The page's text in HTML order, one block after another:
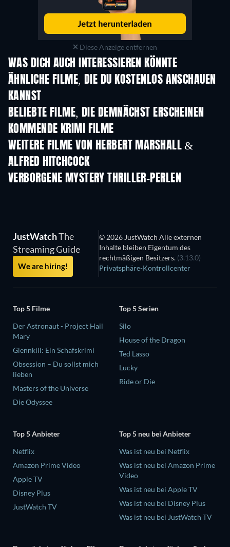
Diese Anzeige entfernen
WAS DICH AUCH INTERESSIEREN KÖNNTE
ÄHNLICHE FILME, DIE DU KOSTENLOS ANSCHAUEN
KANNST
BELIEBTE FILME, DIE DEMNÄCHST ERSCHEINEN
KOMMENDE KRIMI FILME
WEITERE FILME VON HERBERT MARSHALL &
ALFRED HITCHCOCK
VERBORGENE MYSTERY THRILLER-PERLEN
JustWatchThe
Streaming Guide
We are hiring!
© 2026 JustWatch Alle externen
Inhalte bleiben Eigentum des
rechtmäßigen Besitzers. (3.13.0)
Privatsphäre-Kontrollcenter
Top 5 Filme
Der Astronaut - Project Hail
Mary
Glennkill: Ein Schafskrimi
Obsession – Du sollst mich
lieben
Masters of the Universe
Die Odyssee
Top 5 Serien
Silo
House of the Dragon
Ted Lasso
Lucky
Ride or Die
Top 5 Anbieter
Netflix
Amazon Prime Video
Apple TV
Disney Plus
JustWatch TV
Top 5 neu bei Anbieter
Was ist neu bei Netflix
Was ist neu bei Amazon Prime
Video
Was ist neu bei Apple TV
Was ist neu bei Disney Plus
Was ist neu bei JustWatch TV